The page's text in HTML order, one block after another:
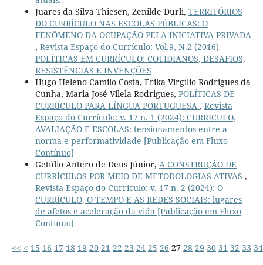
Juares da Silva Thiesen, Zenilde Durli, TERRITÓRIOS
DO CURRÍCULO NAS ESCOLAS PÚBLICAS: O
FENÔMENO DA OCUPAÇÃO PELA INICIATIVA PRIVADA
, Revista Espaço do Currículo: Vol.9, N.2 (2016)
POLÍTICAS EM CURRÍCULO: COTIDIANOS, DESAFIOS,
RESISTÊNCIAS E INVENÇÕES
Hugo Heleno Camilo Costa, Érika Virgílio Rodrigues da
Cunha, Maria José Vilela Rodrigues, POLÍTICAS DE
CURRÍCULO PARA LÍNGUA PORTUGUESA , Revista
Espaço do Currículo: v. 17 n. 1 (2024): CURRICULO,
AVALIAÇÃO E ESCOLAS: tensionamentos entre a
norma e performatividade [Publicação em Fluxo
Contínuo]
Getúlio Antero de Deus Júnior, A CONSTRUÇÃO DE
CURRÍCULOS POR MEIO DE METODOLOGIAS ATIVAS ,
Revista Espaço do Currículo: v. 17 n. 2 (2024): O
CURRÍCULO, O TEMPO E AS REDES SOCIAIS: lugares
de afetos e aceleração da vida [Publicação em Fluxo
Contínuo]
<< < 15 16 17 18 19 20 21 22 23 24 25 26 27 28 29 30 31 32 33 34